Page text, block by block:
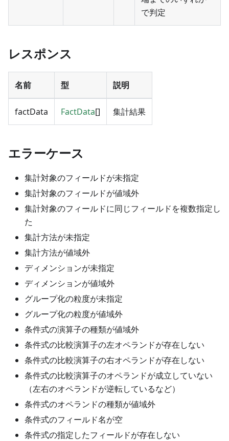
で判定
レスポンス
名前 型 説明
factData FactData[] 集計結果
エラーケース
集計対象のフィールドが未指定
集計対象のフィールドが値域外
集計対象のフィールドに同じフィールドを複数指定し
た
集計方法が未指定
集計方法が値域外
ディメンションが未指定
ディメンションが値域外
グループ化の粒度が未指定
グループ化の粒度が値域外
条件式の演算子の種類が値域外
条件式の比較演算子の左オペランドが存在しない
条件式の比較演算子の右オペランドが存在しない
条件式の比較演算子のオペランドが成立していない
（左右のオペランドが逆転しているなど）
条件式のオペランドの種類が値域外
条件式のフィールド名が空
条件式の指定したフィールドが存在しない